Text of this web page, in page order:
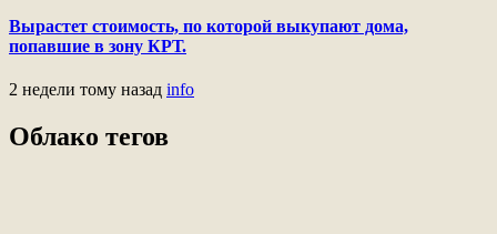
Вырастет стоимость, по которой выкупают дома,
попавшие в зону КРТ.
2 недели тому назад info
Облако тегов